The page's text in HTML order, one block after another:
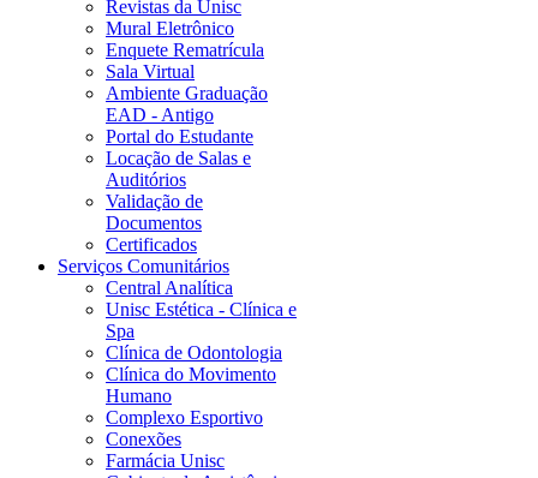
Revistas da Unisc
Mural Eletrônico
Enquete Rematrícula
Sala Virtual
Ambiente Graduação
EAD - Antigo
Portal do Estudante
Locação de Salas e
Auditórios
Validação de
Documentos
Certificados
Serviços Comunitários
Central Analítica
Unisc Estética - Clínica e
Spa
Clínica de Odontologia
Clínica do Movimento
Humano
Complexo Esportivo
Conexões
Farmácia Unisc